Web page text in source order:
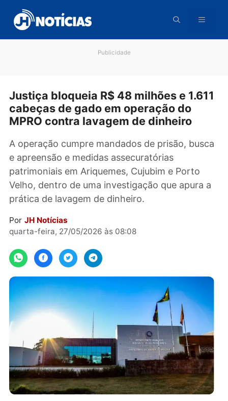
para
conteúdo
Justiça bloqueia R$ 48 milhões e
cabeças de gado em operação do
A operação cumpre mandados de prisão,
e apreensão e medidas assecuratórias
patrimoniais em Ariquemes, Cujubim e Porto
Velho, dentro de uma investigação que apura
prática de lavagem de dinheiro.
quarta-feira, 27/05/2026 às 08:08